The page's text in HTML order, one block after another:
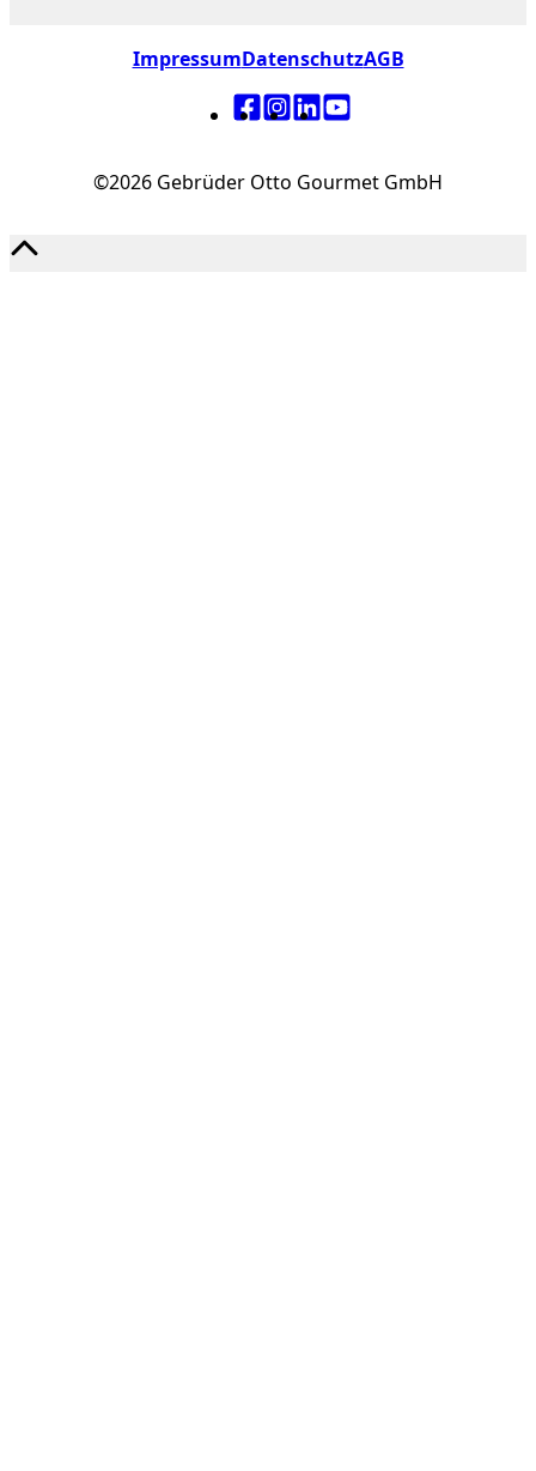
ImpressumDatenschutzAGB
©2026 Gebrüder Otto Gourmet GmbH